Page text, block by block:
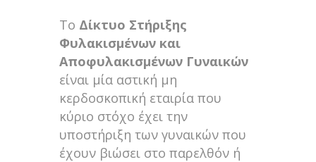
Το Δίκτυο Στήριξης
Φυλακισμένων και
Αποφυλακισμένων Γυναικών
είναι μία αστική μη
κερδοσκοπική εταιρία που
κύριο στόχο έχει την
υποστήριξη των γυναικών που
έχουν βιώσει στο παρελθόν ή